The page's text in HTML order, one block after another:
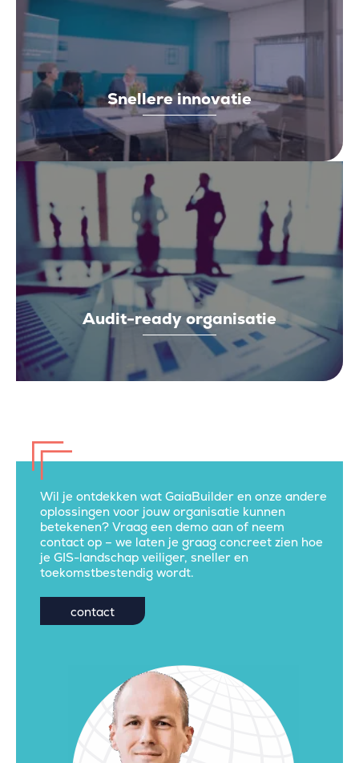
Snellere innovatie
Audit-ready organisatie
Wil je ontdekken wat GaiaBuilder en onze andere
oplossingen voor jouw organisatie kunnen
betekenen? Vraag een demo aan of neem
contact op – we laten je graag concreet zien hoe
je GIS-landschap veiliger, sneller en
toekomstbestendig wordt.
contact